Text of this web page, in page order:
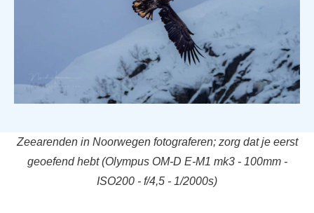
Zeearenden in Noorwegen fotograferen; zorg dat je eerst
geoefend hebt (Olympus OM-D E-M1 mk3 - 100mm -
ISO200 - f/4,5 - 1/2000s)